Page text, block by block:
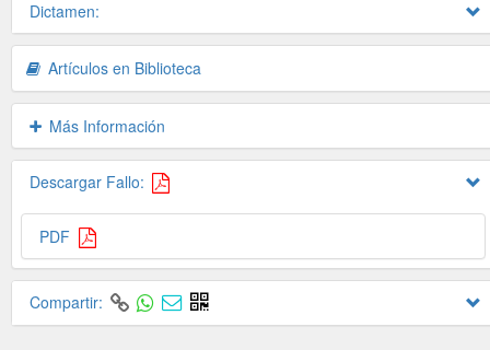
Dictamen:
Artículos en Biblioteca
Más Información
Descargar Fallo:
PDF
Compartir: